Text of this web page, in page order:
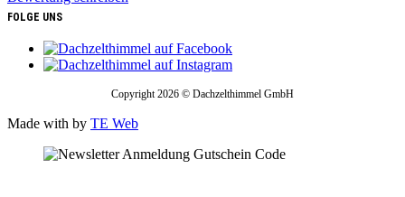
FOLGE UNS
Copyright 2026 © Dachzelthimmel GmbH
Made with by TE Web